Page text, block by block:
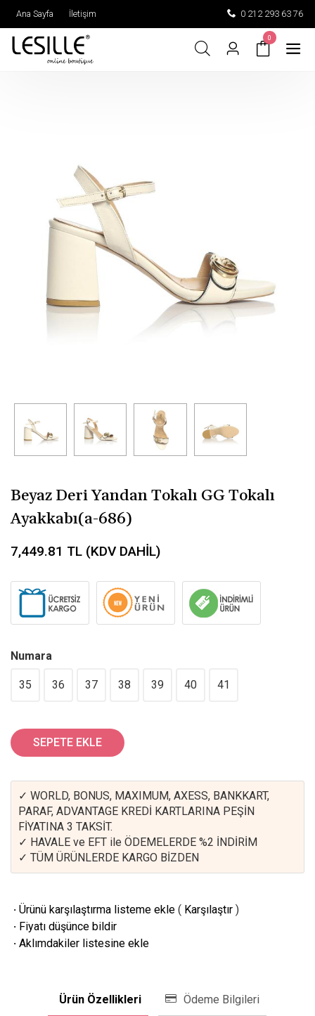
Ana Sayfa İletişim 0 212 293 63 76
0
Beyaz Deri Yandan Tokalı GG Tokalı
Ayakkabı(a-686)
7,449.81 TL (KDV DAHİL)
Numara
35 36 37 38 39 40 41
SEPETE EKLE
✓ WORLD, BONUS, MAXIMUM, AXESS, BANKKART,
PARAF, ADVANTAGE KREDİ KARTLARINA PEŞİN
FİYATINA 3 TAKSİT.
✓ HAVALE ve EFT ile ÖDEMELERDE %2 İNDİRİM
✓ TÜM ÜRÜNLERDE KARGO BİZDEN
· Ürünü karşılaştırma listeme ekle( Karşılaştır)
· Fiyatı düşünce bildir
· Aklımdakiler listesine ekle
Ürün Özellikleri Ödeme Bilgileri